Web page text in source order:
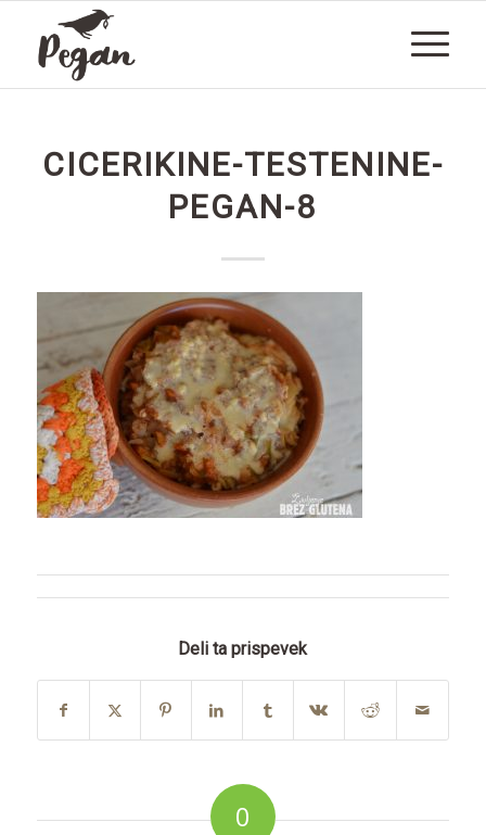
CICERIKINE-TESTENINE-
PEGAN-8
Deli ta prispevek
0